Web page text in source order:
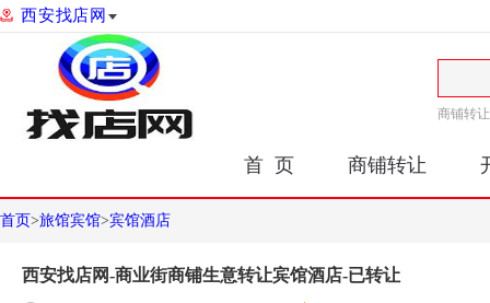
西安找店网
商铺转让
首 页 商铺转让
首页>旅馆宾馆>宾馆酒店
西安找店网-商业街商铺生意转让宾馆酒店-已转让